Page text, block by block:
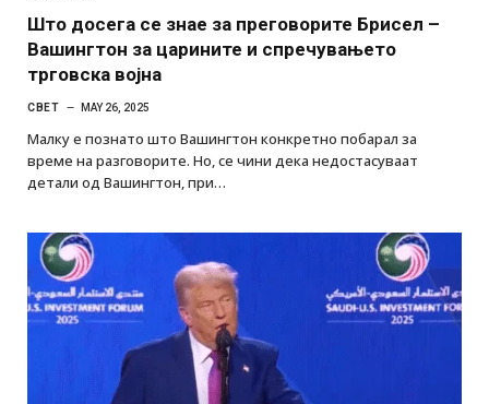
Што досега се знае за преговорите Брисел –
Вашингтон за царините и спречувањето
трговска војна
СВЕТ MAY 26, 2025
Малку е познато што Вашингтон конкретно побарал за
време на разговорите. Но, се чини дека недостасуваат
детали од Вашингтон, при…